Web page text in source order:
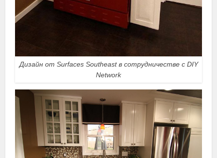
Дизайн от Surfaces Southeast в сотрудничестве с DIY
Network